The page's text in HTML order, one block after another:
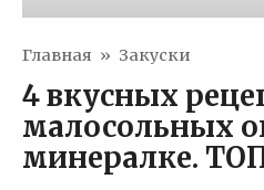
Главная » Закуски
4 вкусных рецепта
малосольных
минералке.